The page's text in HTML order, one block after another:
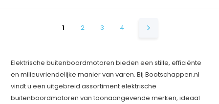
1 2 3 4
Elektrische buitenboordmotoren bieden een stille, efficiënte
en milieuvriendelijke manier van varen. Bij Bootschappen.nl
vindt u een uitgebreid assortiment elektrische
buitenboordmotoren van toonaangevende merken, ideaal